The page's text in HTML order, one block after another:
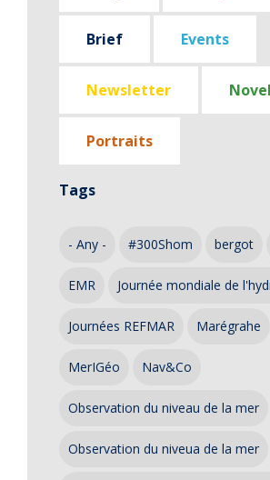
Brief Events
Newsletter
Portraits
Tags
- Any - #300Shom bergot
EMR Journée mondiale de
Journées REFMAR Marégrahe
MerIGéo Nav&Co
Observation du niveau de la mer
Observation du niveua de la mer